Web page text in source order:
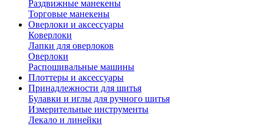
Раздвижные манекены
Торговые манекены
Оверлоки и аксессуары
Коверлоки
Лапки для оверлоков
Оверлоки
Распошивальные машины
Плоттеры и аксессуары
Принадлежности для шитья
Булавки и иглы для ручного шитья
Измерительные инструменты
Лекало и линейки